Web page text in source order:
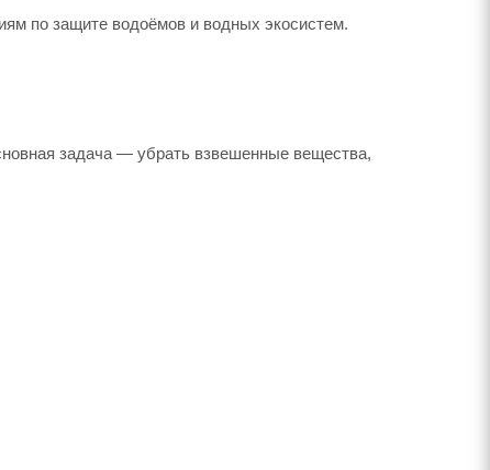
по защите водоёмов и водных экосистем.
задача — убрать взвешенные вещества,